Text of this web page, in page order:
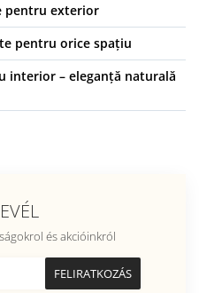
pentru exterior
pentru orice spațiu
interior – eleganță naturală
és akcióinkról